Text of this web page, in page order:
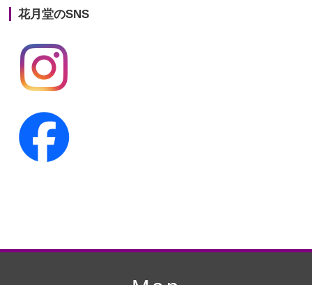
第20回人形供養祭
第19回人形供養祭
第18回人形供養祭
第16回人形供養祭
第15回人形供養祭
第12回人形供養祭平成22年3月9日
平成21年12月4日
花月堂のSNS